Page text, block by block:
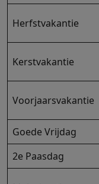
Herfstvakantie
Kerstvakantie
Voorjaarsvakantie
Goede Vrijdag
2e Paasdag